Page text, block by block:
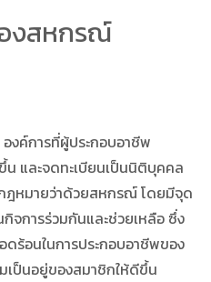
งสหกรณ์
ค์การที่ผู้ประกอบอาชีพ
และจดทะเบียนเป็นนิติบุคคล
หมายว่าด้วยสหกรณ์ โดยมีจุด
จการร่วมกันและช่วยเหลือ ซึ่ง
ดร้อนในการประกอบอาชีพของ
เป็นอยู่ของสมาชิกให้ดีขึ้น